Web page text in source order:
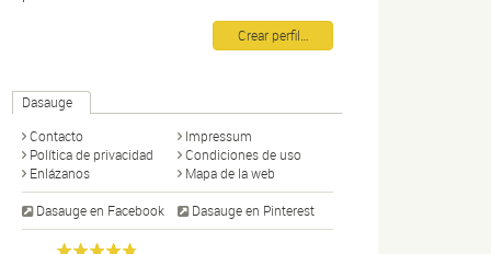
Crear perfil…
Dasauge
Contacto
Impressum
Política de privacidad
Condiciones de uso
Enlázanos
Mapa de la web
Dasauge en Facebook Dasauge en Pinterest